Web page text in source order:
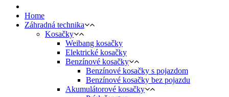
Home
Záhradná technika
Kosačky
Weibang kosačky
Elektrické kosačky
Benzínové kosačky
Benzínové kosačky s pojazdom
Benzínové kosačky bez pojazdu
Akumulátorové kosačky